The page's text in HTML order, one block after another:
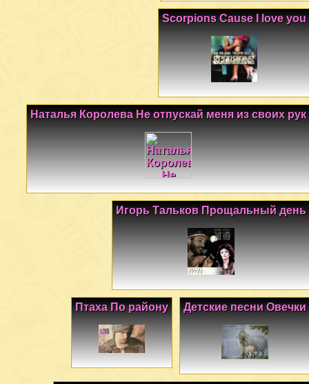
Scorpions Cause I love you
Наталья Королева Не отпускай меня из своих рук
Игорь Тальков Прощальный день
Детские песни Овечки
Птаха По району